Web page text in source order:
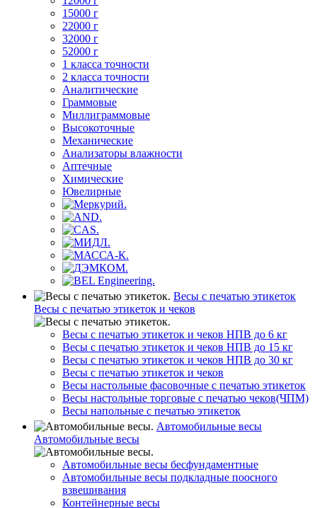
15000 г
22000 г
32000 г
52000 г
1 класса точности
2 класса точности
Аналитические
Граммовые
Миллиграммовые
Высокоточные
Механические
Анализаторы влажности
Аптечные
Химические
Ювелирные
Весы с печатью этикеток
Весы с печатью этикеток и чеков
Весы с печатью этикеток и чеков НПВ до 6 кг
Весы с печатью этикеток и чеков НПВ до 15 кг
Весы с печатью этикеток и чеков НПВ до 30 кг
Весы с печатью этикеток и чеков
Весы настольные фасовочные с печатью этикеток
Весы настольные торговые с печатью чеков(ЧПМ)
Весы напольные с печатью этикеток
Автомобильные весы
Автомобильные весы
Автомобильные весы бесфундаментные
Автомобильные весы подкладные поосного
взвешивания
Контейнерные весы